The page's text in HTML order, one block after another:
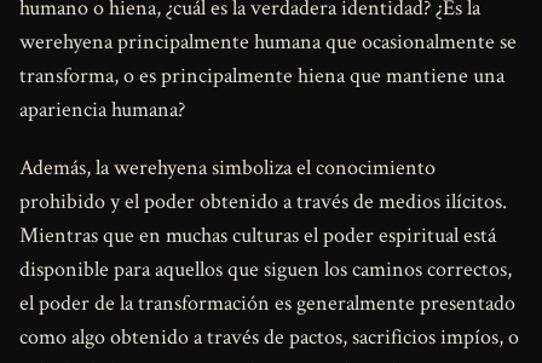
humano o hiena, ¿cuál es la verdadera identidad? ¿Es la
werehyena principalmente humana que ocasionalmente se
transforma, o es principalmente hiena que mantiene una
apariencia humana?
Además, la werehyena simboliza el conocimiento
prohibido y el poder obtenido a través de medios ilícitos.
Mientras que en muchas culturas el poder espiritual está
disponible para aquellos que siguen los caminos correctos,
el poder de la transformación es generalmente presentado
como algo obtenido a través de pactos, sacrificios impíos, o